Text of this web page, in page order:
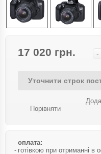
17 020 грн. -
Уточнити строк
Порівняти
оплата:
готівкою при отриманні в